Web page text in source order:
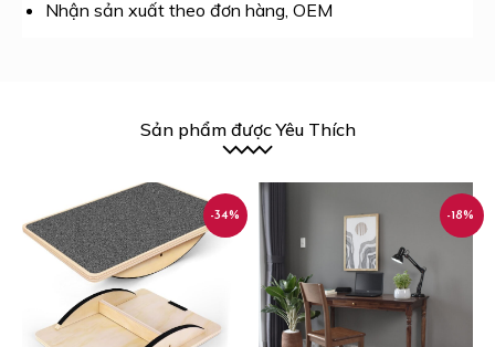
Nhận sản xuất theo đơn hàng, OEM
Sản phẩm được Yêu Thích
-34% -18%